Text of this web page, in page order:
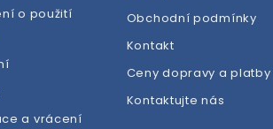
o použití
a vrácení
Obchodní podmínky
Kontakt
Ceny dopravy a platby
Kontaktujte nás